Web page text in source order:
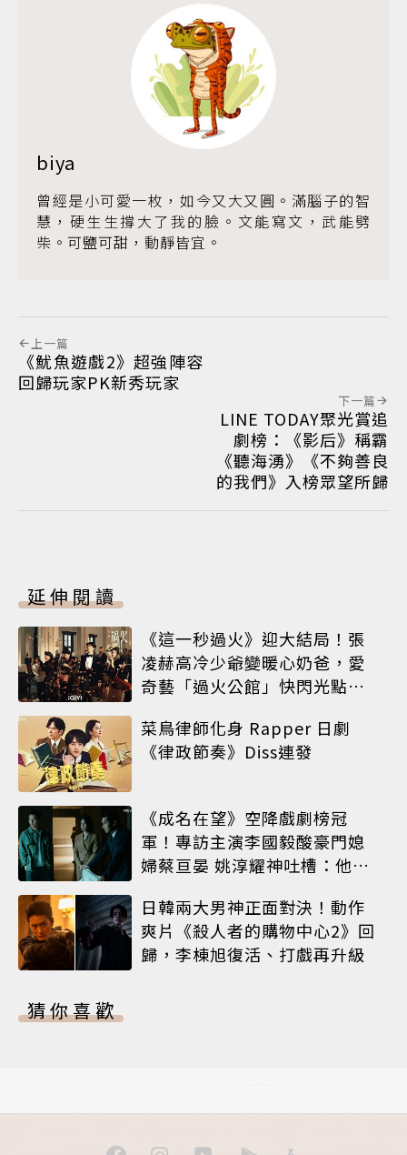
biya
曾經是小可愛一枚，如今又大又圓。滿腦子的智
慧，硬生生撐大了我的臉。文能寫文，武能劈
柴。可鹽可甜，動靜皆宜。
上一篇
《魷魚遊戲2》超強陣容
回歸玩家PK新秀玩家
下一篇
LINE TODAY聚光賞追
劇榜：《影后》稱霸
《聽海湧》《不夠善良
的我們》入榜眾望所歸
延伸閱讀
《這一秒過火》迎大結局！張
凌赫高冷少爺變暖心奶爸，愛
奇藝「過火公館」快閃光點台
菜鳥律師化身 Rapper 日劇
《律政節奏》Diss連發
《成名在望》空降戲劇榜冠
軍！專訪主演李國毅酸豪門媳
婦蔡亘晏 姚淳耀神吐槽：他永
日韓兩大男神正面對決！動作
爽片《殺人者的購物中心2》回
歸，李棟旭復活、打戲再升級
猜你喜歡